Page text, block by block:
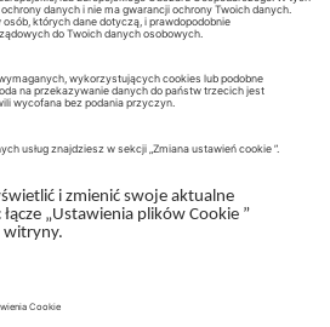
problemów z
adresem: